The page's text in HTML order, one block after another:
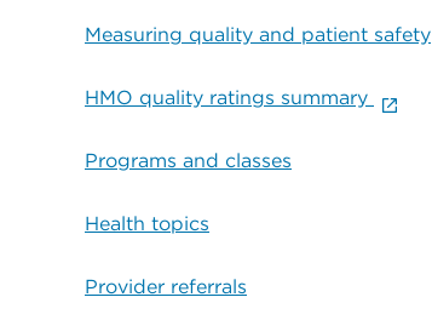
Measuring quality and patient safety
HMO quality ratings summary
Programs and classes
Health topics
Provider referrals